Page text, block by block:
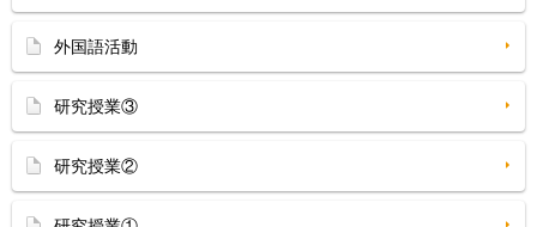
外国語活動
研究授業③
研究授業②